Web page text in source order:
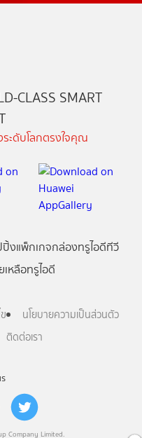
Company Limited.
CLASS SMART
ะดับโลกตรงใจคุณ
งแพ็กเกจกล่องทรูไอดีทีวี
หลือทรูไอดี
นโยบายความเป็นส่วนตัว
ติดต่อเรา